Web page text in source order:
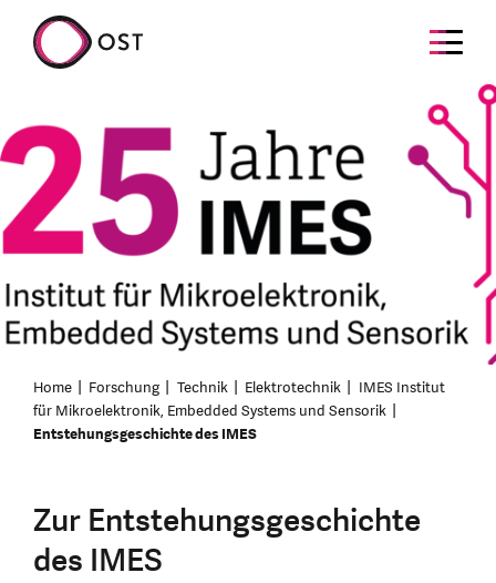
Home Forschung Technik Elektrotechnik
IMES Institut
für Mikroelektronik, Embedded Systems und Sensorik
Entstehungsgeschichte des IMES
Zur Entstehungsgeschichte
des IMES